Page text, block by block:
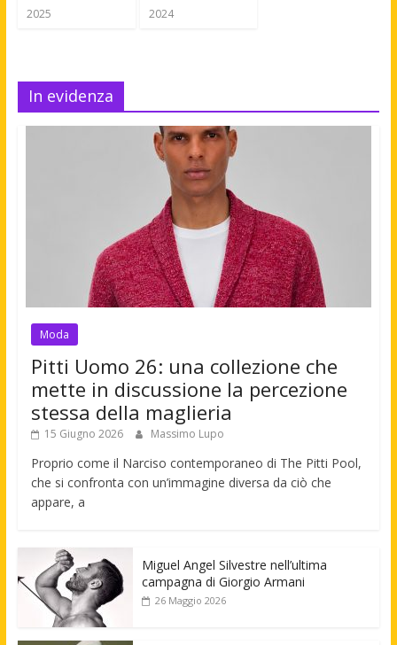
2025
2024
In evidenza
Moda
Pitti Uomo 26: una collezione che
mette in discussione la percezione
stessa della maglieria
15 Giugno 2026 Massimo Lupo
Proprio come il Narciso contemporaneo di The Pitti Pool,
che si confronta con un’immagine diversa da ciò che
appare, a
Miguel Angel Silvestre nell’ultima
campagna di Giorgio Armani
26 Maggio 2026